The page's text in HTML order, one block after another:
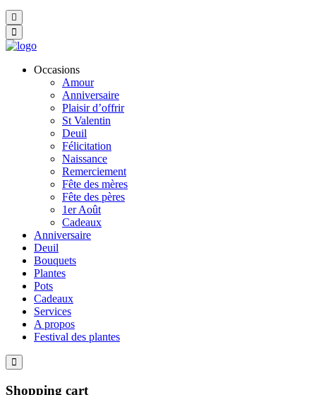
Hamburger
Toggle
Menu
Occasions
Amour
Anniversaire
Plaisir d’offrir
St Valentin
Deuil
Félicitation
Naissance
Remerciement
Fête des mères
Fête des pères
1er Août
Cadeaux
Anniversaire
Deuil
Bouquets
Plantes
Pots
Cadeaux
Services
A propos
Festival des plantes
Shopping cart